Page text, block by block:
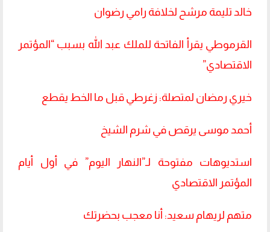
خالد تليمة مرشح لخلافة رامي رضوان
القرموطي يقرأ الفاتحة للملك عبد الله بسبب “المؤتمر
الاقتصادي”
خيري رمضان لمتصلة: زغرطي قبل ما الخط يقطع
أحمد موسى يرقص في شرم الشيخ
استديوهات مفتوحة لـ”النهار اليوم” في أول أيام
المؤتمر الاقتصادي
متهم لريهام سعيد: أنا معجب بحضرتك